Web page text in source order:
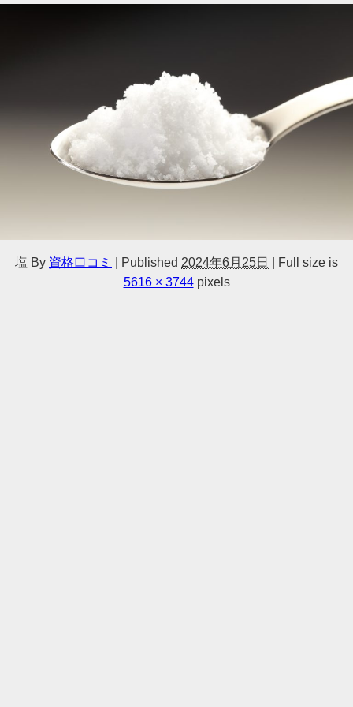
塩 By 資格口コミ Published 2024年6月25日
Full size is
5616 × 3744pixels